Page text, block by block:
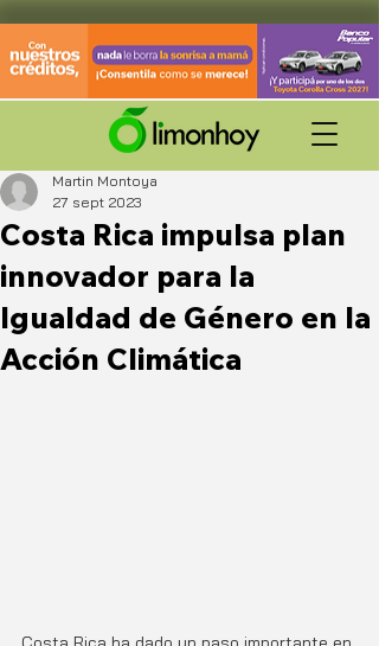
Costa Rica impulsa plan
innovador para la
Igualdad de Género en la
Acción Climática
Martin Montoya
27 sept 2023